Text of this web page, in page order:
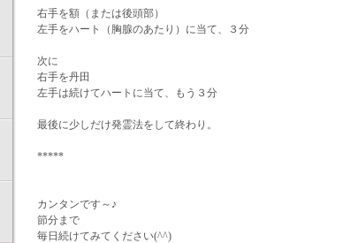
右手を額（または後頭部）
左手をハート（胸腺のあたり）に当て、３分
次に
右手を丹田
左手は続けてハートに当て、もう３分
最後に少しだけ発霊法をして終わり。
*****
カンタンです～♪
節分まで
毎日続けてみてください(^^)